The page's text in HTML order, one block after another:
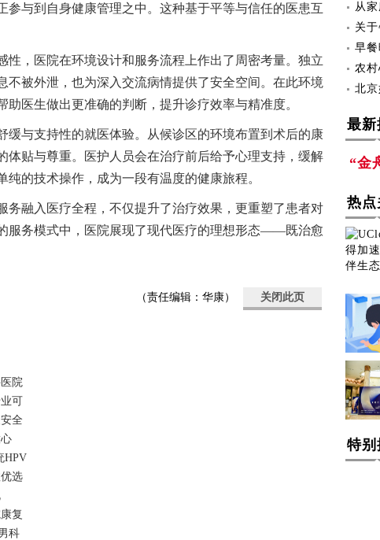
参与到自身健康管理之中。这种基于平等与信任的医患互
性，医院在环境设计和服务流程上作出了周密考量。独立
不被外泄，也为深入交流病情提供了安全空间。在此环境
医生做出更准确的判断，提升诊疗效率与精准度。
缓与支持性的就医体验。从候诊区的环境布置到术后的康
体贴与尊重。医护人员会在治疗前后给予心理支持，缓解
的技术操作，成为一段有温度的健康旅程。
务融入医疗全程，不仅提升了治疗效果，更重塑了患者对
服务模式中，医院展现了现代医疗的理想形态——既治愈
关闭此页
（责任编辑：华康）
院
可
全
HPV
选
复
科
从
关
早
农
北
最新
“金
热点
特别